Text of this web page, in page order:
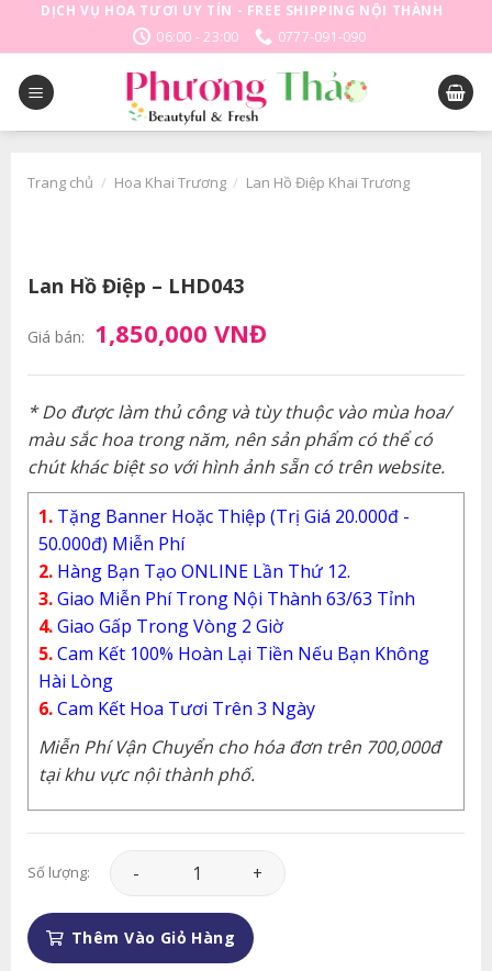
DỊCH VỤ HOA TƯƠI UY TÍN - FREE SHIPPING NỘI THÀNH
06:00 - 23:00
0777-091-090
Trang chủ / Hoa Khai Trương / Lan Hồ Điệp Khai Trương
Lan Hồ Điệp – LHD043
Giá bán: 1,850,000 VNĐ
* Do được làm thủ công và tùy thuộc vào mùa hoa/
màu sắc hoa trong năm, nên sản phẩm có thể có
chút khác biệt so với hình ảnh sẵn có trên website.
1. Tặng Banner Hoặc Thiệp (Trị Giá 20.000đ -
50.000đ) Miễn Phí
2. Hàng Bạn Tạo ONLINE Lần Thứ 12.
3.Giao Miễn Phí Trong Nội Thành 63/63 Tỉnh
4.Giao Gấp Trong Vòng 2 Giờ
5.Cam Kết 100% Hoàn Lại Tiền Nếu Bạn Không
Hài Lòng
6.Cam Kết Hoa Tươi Trên 3 Ngày
Miễn Phí Vận Chuyển cho hóa đơn trên 700,000đ
tại khu vực nội thành phố.
Số lượng: Lan Hồ Điệp - LHD043 số lượng
Thêm Vào Giỏ Hàng